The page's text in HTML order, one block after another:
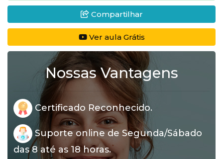
Compartilhar
Ver aula Grátis
Nossas Vantagens
Certificado Reconhecido.
Suporte online de Segunda/Sábado
das 8 até as 18 horas.